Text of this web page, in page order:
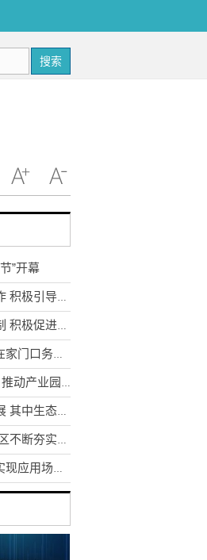
搜索
”开幕
武定县全力推进移民搬迁安置工作 积极引导移民多渠道就业
永胜县持续完善联农带农工作机制 积极促进农民收入持续增长
云南永平姬松茸“土壤”助农增收 在家门口务工实现稳步增收
宣威打造2.5万亩现代田园综合体 推动产业园区农业转型升级
东川区李子沟村一盘棋联动谋发展 其中生态采摘园获利3.5万元
发挥科技创新支撑引领作用 呈贡区不断夯实区域创新体系建设
昆明“智慧呈贡”建设实现冲起来 实现应用场景1到N的推广